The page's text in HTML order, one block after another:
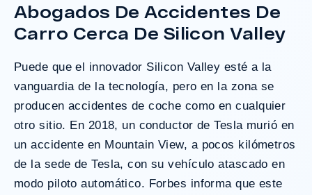
Abogados De Accidentes De
Carro Cerca De Silicon Valley
Puede que el innovador Silicon Valley esté a la
vanguardia de la tecnología, pero en la zona se
producen accidentes de coche como en cualquier
otro sitio. En 2018, un conductor de Tesla murió en
un accidente en Mountain View, a pocos kilómetros
de la sede de Tesla, con su vehículo atascado en
modo piloto automático. Forbes informa que este